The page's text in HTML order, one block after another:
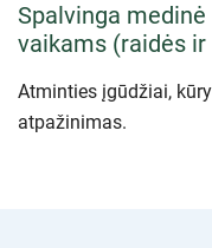
Spalvinga
vaikams (raidės
Atminties įgūdžiai,
atpažinimas.